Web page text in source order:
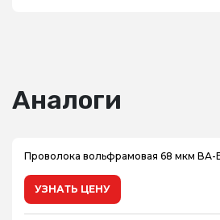
Аналоги
Проволока вольфрамовая 68 мкм ВА-
УЗНАТЬ ЦЕНУ